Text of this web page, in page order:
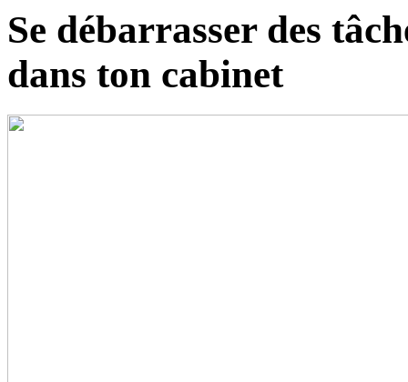
Se débarrasser des
dans ton cabinet